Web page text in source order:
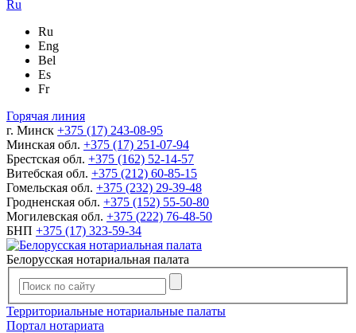
Ru
Ru
Eng
Bel
Es
Fr
Горячая линия
г. Минск +375 (17) 243-08-95
Минская обл. +375 (17) 251-07-94
Брестская обл. +375 (162) 52-14-57
Витебская обл. +375 (212) 60-85-15
Гомельская обл. +375 (232) 29-39-48
Гродненская обл. +375 (152) 55-50-80
Могилевская обл. +375 (222) 76-48-50
БНП +375 (17) 323-59-34
Белорусская нотариальная палата
Территориальные нотариальные палаты
Портал нотариата